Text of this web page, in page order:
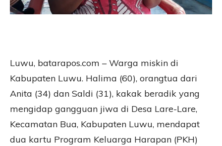
Luwu, batarapos.com – Warga miskin di
Kabupaten Luwu. Halima (60), orangtua dari
Anita (34) dan Saldi (31), kakak beradik yang
mengidap gangguan jiwa di Desa Lare-Lare,
Kecamatan Bua, Kabupaten Luwu, mendapat
dua kartu Program Keluarga Harapan (PKH)